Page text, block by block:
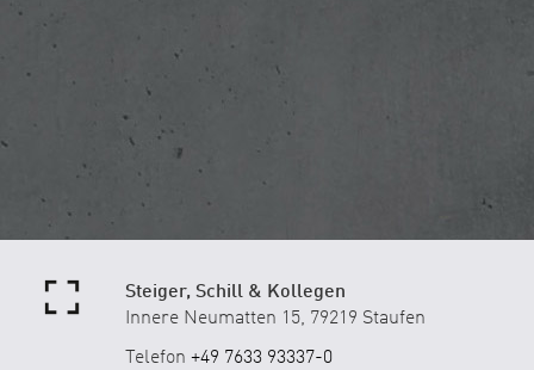
Steiger, Schill & Kollegen
Innere Neumatten 15, 79219 Staufen
Telefon +49 7633 93337-0